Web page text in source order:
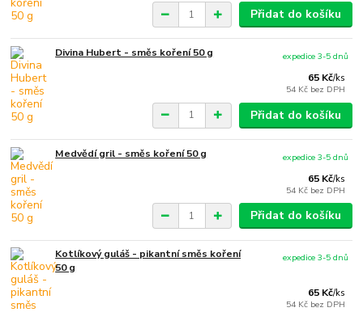
Přidat do košíku
Divina Hubert - směs koření 50 g
65 Kč/ks
54 Kč bez DPH
expedice 3-5 dnů
Přidat do košíku
Medvědí gril - směs koření 50 g
65 Kč/ks
54 Kč bez DPH
expedice 3-5 dnů
Přidat do košíku
Kotlíkový guláš - pikantní směs koření
50 g
65 Kč/ks
54 Kč bez DPH
expedice 3-5 dnů